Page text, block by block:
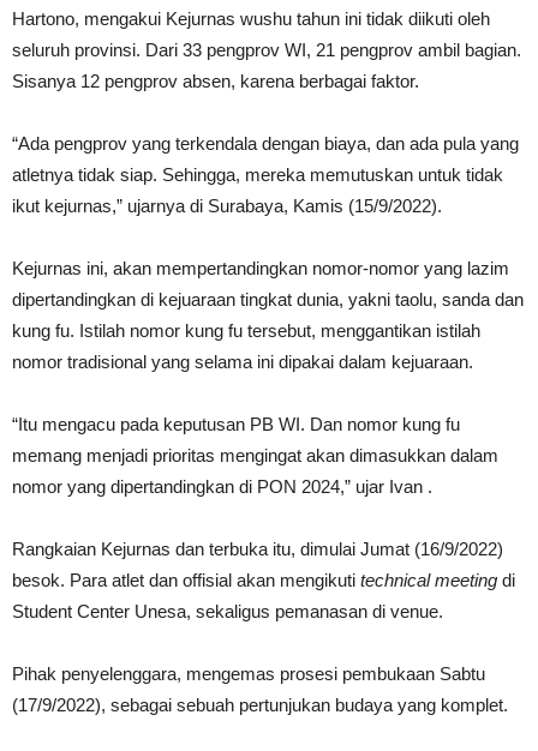
Hartono, mengakui Kejurnas wushu tahun ini tidak diikuti oleh
seluruh provinsi. Dari 33 pengprov WI, 21 pengprov ambil bagian.
Sisanya 12 pengprov absen, karena berbagai faktor.
“Ada pengprov yang terkendala dengan biaya, dan ada pula yang
atletnya tidak siap. Sehingga, mereka memutuskan untuk tidak
ikut kejurnas,” ujarnya di Surabaya, Kamis (15/9/2022).
Kejurnas ini, akan mempertandingkan nomor-nomor yang lazim
dipertandingkan di kejuaraan tingkat dunia, yakni taolu, sanda dan
kung fu. Istilah nomor kung fu tersebut, menggantikan istilah
nomor tradisional yang selama ini dipakai dalam kejuaraan.
“Itu mengacu pada keputusan PB WI. Dan nomor kung fu
memang menjadi prioritas mengingat akan dimasukkan dalam
nomor yang dipertandingkan di PON 2024,” ujar Ivan .
Rangkaian Kejurnas dan terbuka itu, dimulai Jumat (16/9/2022)
besok. Para atlet dan offisial akan mengikuti technical meeting di
Student Center Unesa, sekaligus pemanasan di venue.
Pihak penyelenggara, mengemas prosesi pembukaan Sabtu
(17/9/2022), sebagai sebuah pertunjukan budaya yang komplet.